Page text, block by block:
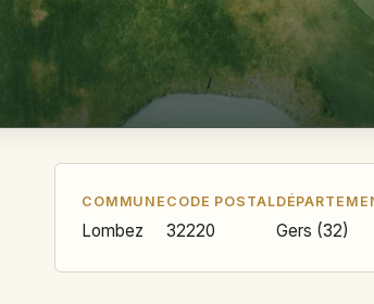
COMMUNE
Lombez
CODE POSTAL
32220 Gers (32)